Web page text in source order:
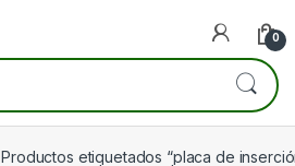
0
Productos etiquetados “placa de